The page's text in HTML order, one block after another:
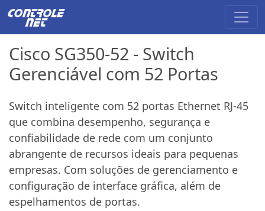
Cisco SG350-52 - Switch
Gerenciável com 52 Portas
Switch inteligente com 52 portas Ethernet RJ-45
que combina desempenho, segurança e
confiabilidade de rede com um conjunto
abrangente de recursos ideais para pequenas
empresas. Com soluções de gerenciamento e
configuração de interface gráfica, além de
espelhamentos de portas.